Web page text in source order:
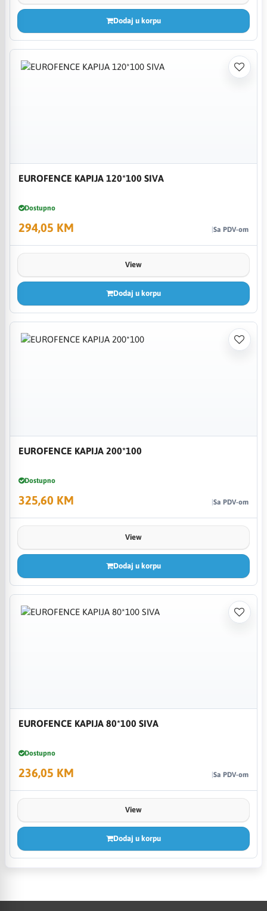
Dodaj u korpu
EUROFENCE KAPIJA 120*100 SIVA
Dostupno
294,05 KM Sa PDV-om
View
Dodaj u korpu
EUROFENCE KAPIJA 200*100
Dostupno
325,60 KM Sa PDV-om
View
Dodaj u korpu
EUROFENCE KAPIJA 80*100 SIVA
Dostupno
236,05 KM Sa PDV-om
View
Dodaj u korpu